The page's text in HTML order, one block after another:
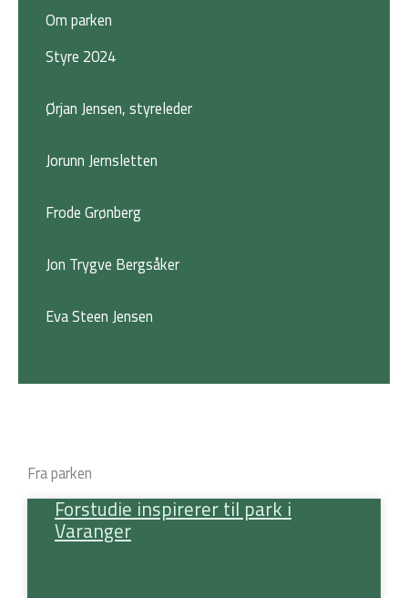
Om parken
Styre 2024
Ørjan Jensen, styreleder
Jorunn Jernsletten
Frode Grønberg
Jon Trygve Bergsåker
Eva Steen Jensen
Fra parken
Forstudie inspirerer til park i
Varanger